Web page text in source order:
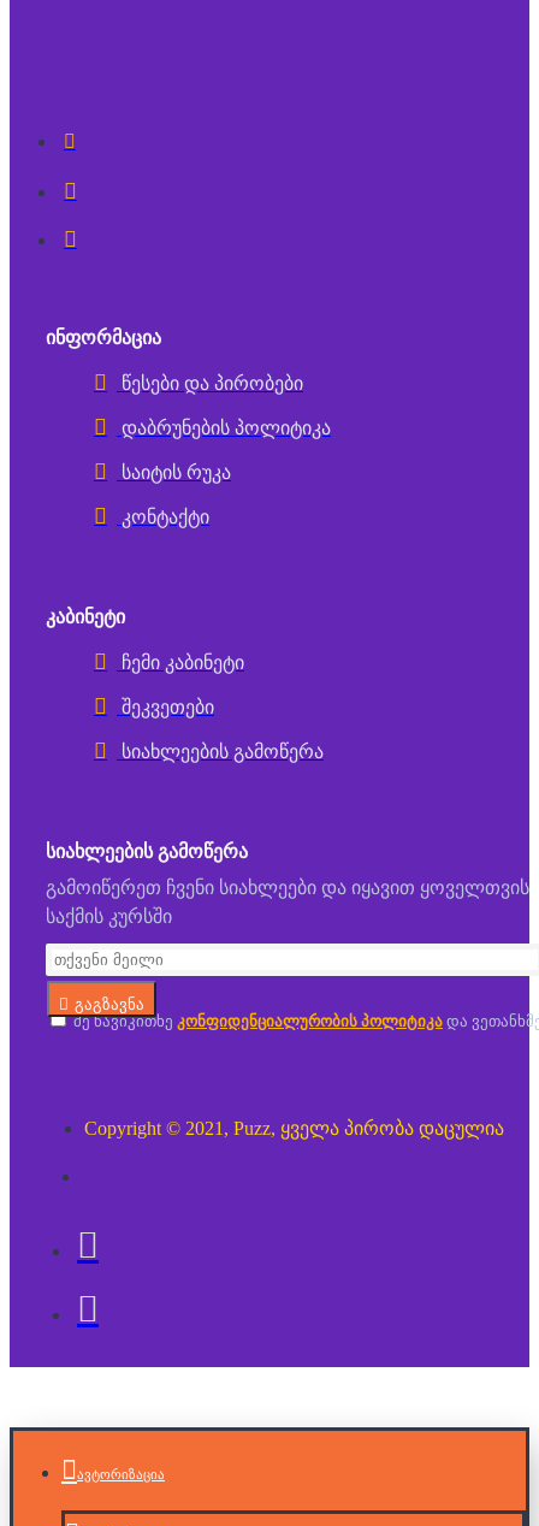
ᲘᲜᲤᲝᲠᲛᲐᲪᲘᲐ
წესები და პირობები
დაბრუნების პოლიტიკა
საიტის რუკა
კონტაქტი
ᲙᲐᲑᲘᲜᲔᲢᲘ
ჩემი კაბინეტი
შეკვეთები
სიახლეების გამოწერა
ᲡᲘᲐᲮᲚᲔᲔᲑᲘᲡ ᲒᲐᲛᲝᲬᲔᲠᲐ
გამოიწერეთ ჩვენი სიახლეები და იყავით ყოველთვის
საქმის კურსში
გაგზავნა
მე წავიკითხე კონფიდენციალურობის პოლიტიკა და
Copyright © 2021, Puzz, ყველა პირობა დაცულია
ავტორიზაცია